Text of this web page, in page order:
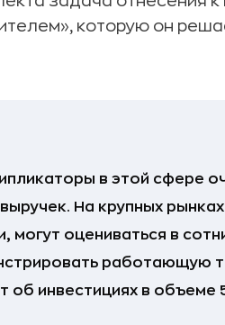
которую он
в этой сфере
На крупных
могут оцениваться в
работающую
об инвестициях в объеме